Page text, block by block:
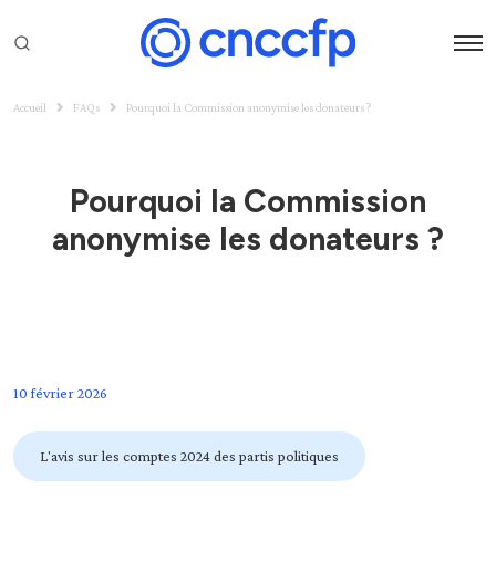
Accueil FAQs Pourquoi la Commission anonymise les donateurs ?
Pourquoi la Commission
anonymise les donateurs ?
10 février 2026
L'avis sur les comptes 2024 des partis politiques